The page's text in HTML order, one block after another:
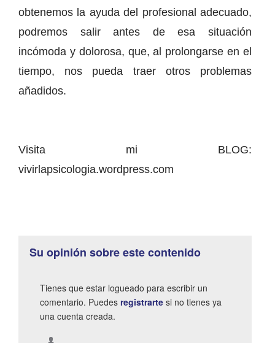
obtenemos la ayuda del profesional adecuado,
podremos salir antes de esa situación
incómoda y dolorosa, que, al prolongarse en el
tiempo, nos pueda traer otros problemas
añadidos.
Visita mi BLOG:
vivirlapsicologia.wordpress.com
Su opinión sobre este contenido
Tienes que estar logueado para escribir un
comentario. Puedes registrarte si no tienes ya
una cuenta creada.